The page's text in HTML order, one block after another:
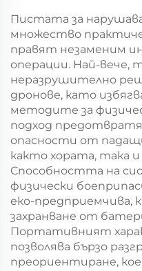
Пистата за
множество
правят незаменим
операции. Най-вече,
неразрушително
дронове, като
методите за
подход
опасности от
както хората, така
Способността на
физически
еко-предприемчива,
захранване от
Портативният
позволява бързо
преориентиране,